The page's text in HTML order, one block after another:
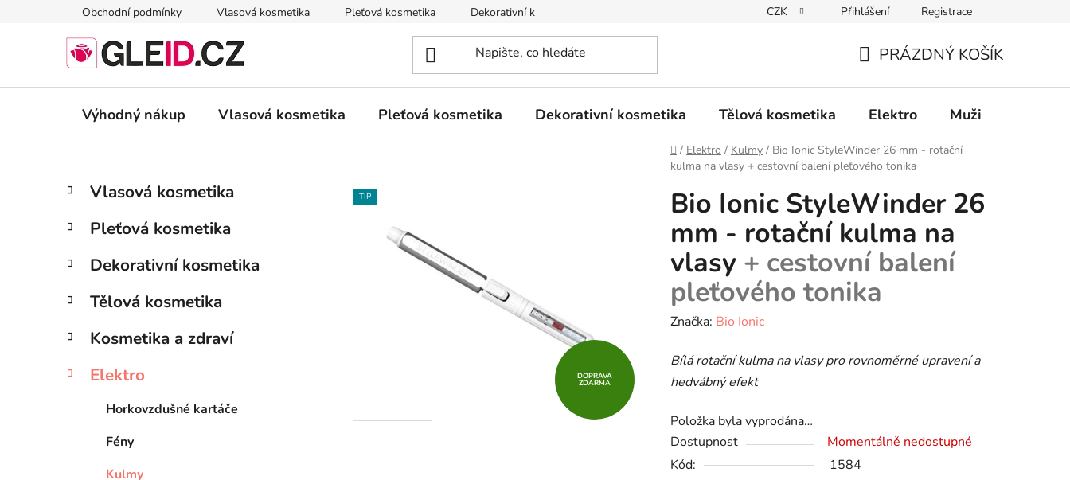
Obchodní podmínky Vlasová kosmetika Pleťová kosmetika Dekorativní kosmetika Elektro Děti Výhodný nákup
CZK Přihlášení Registrace
KOŠÍK
PRÁZDNÝ KOŠÍK
Výhodný nákup Vlasová kosmetika Pleťová kosmetika Dekorativní kosmetika Tělová kosmetika Elektro Muži
Domů
/ Elektro / Kulmy / Bio Ionic StyleWinder 26 mm - rotační
kulma na vlasy + cestovní balení pleťového tonika
P
s
r
n
n
í
p
Přeskočit
kategorie
K
a
e
o
i
Vlasová kosmetika
Pleťová kosmetika
Dekorativní kosmetika
Tělová kosmetika
Kosmetika a zdraví
Elektro
Horkovzdušné kartáče
Fény
Kulmy
Bio Ionic StyleWinder 26
mm - rotační kulma na
vlasy + cestovní balení
pleťového tonika
Značka: Bio Ionic
Bílá rotační kulma na vlasy pro rovnoměrné upravení a
hedvábný efekt
Položka byla vyprodána…
Dostupnost
Momentálně nedostupné
Kód:
1584
TIP
DOPRAVA
ZDARMA